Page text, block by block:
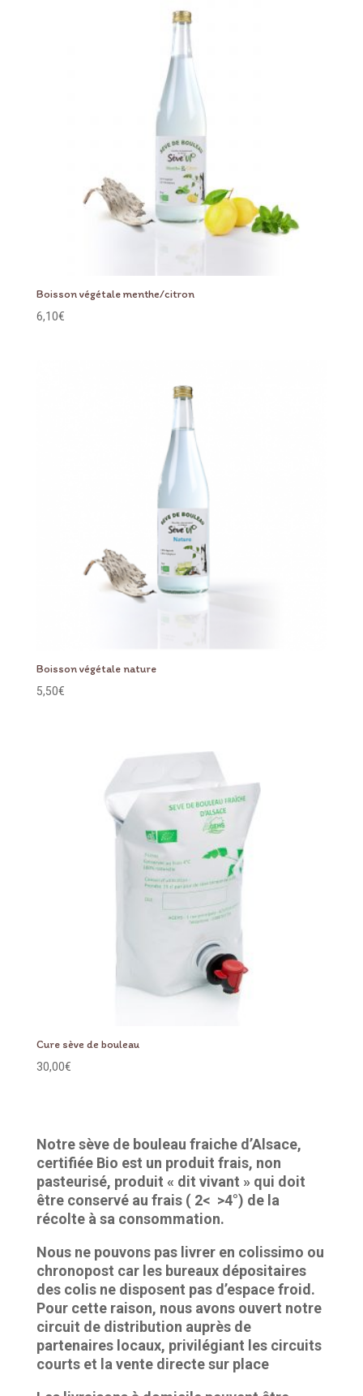
Boisson végétale menthe/citron
6,10€
Boisson végétale nature
5,50€
Cure sève de bouleau
30,00€
Notre sève de bouleau fraiche d’Alsace,
certifiée Bio est un produit frais, non
pasteurisé, produit « dit vivant » qui doit
être conservé au frais ( 2< >4°) de la
récolte à sa consommation.
Nous ne pouvons pas livrer en colissimo ou
chronopost car les bureaux dépositaires
des colis ne disposent pas d’espace froid.
Pour cette raison, nous avons ouvert notre
circuit de distribution auprès de
partenaires locaux, privilégiant les circuits
courts et la vente directe sur place